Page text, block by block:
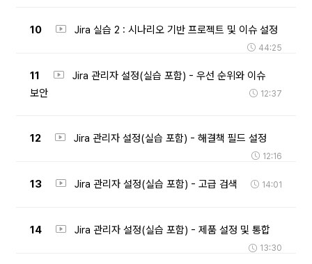
10 Jira 실습 2 : 시나리오 기반 프로젝트 및 이슈 설정
44:25
11
Jira 관리자 설정(실습 포함) - 우선 순위와 이슈
보안
12:37
12 Jira 관리자 설정(실습 포함) - 해결책 필드 설정
12:16
13 Jira 관리자 설정(실습 포함) - 고급 검색 14:01
14 Jira 관리자 설정(실습 포함) - 제품 설정 및 통합
13:30